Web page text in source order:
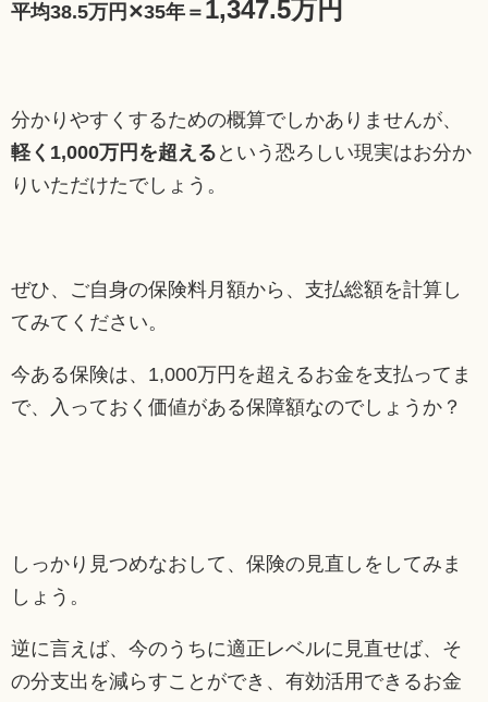
平均38.5万円✕35年＝ 1,347.5万円
分かりやすくするための概算でしかありませんが、
軽く1,000万円を超える という恐ろしい現実はお分か
りいただけたでしょう。
ぜひ、ご自身の保険料月額から、支払総額を計算し
てみてください。
今ある保険は、1,000万円を超えるお金を支払ってま
で、入っておく価値がある保障額なのでしょうか？
しっかり見つめなおして、保険の見直しをしてみま
しょう。
逆に言えば、今のうちに適正レベルに見直せば、そ
の分支出を減らすことができ、有効活用できるお金